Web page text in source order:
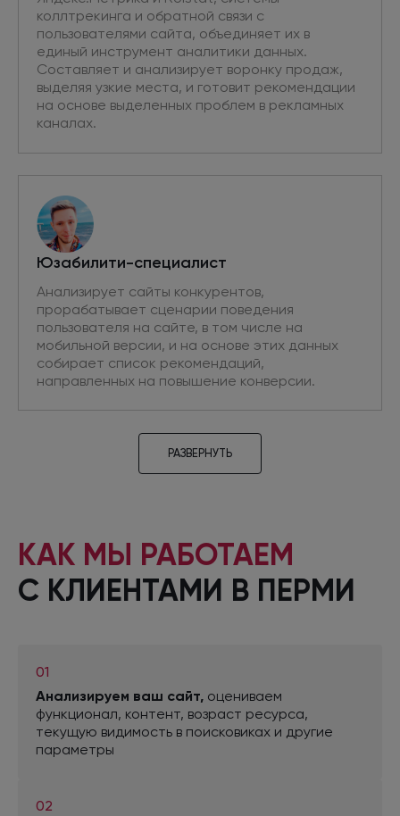
коллтрекинга и обратной связи с
пользователями сайта, объединяет их в
единый инструмент аналитики данных.
Составляет и анализирует воронку продаж,
выделяя узкие места, и готовит рекомендации
на основе выделенных проблем в рекламных
каналах.
Юзабилити-специалист
Анализирует сайты конкурентов,
прорабатывает сценарии поведения
пользователя на сайте, в том числе на
мобильной версии, и на основе этих данных
собирает список рекомендаций,
направленных на повышение конверсии.
Разрабатывает прототипы новых страниц,
необходимых для привлечения
дополнительного трафика из поиска. Проводит
аудит текущих интерфейсов на основе
Программист
РАЗВЕРНУТЬ
КАК МЫ РАБОТАЕМ
С КЛИЕНТАМИ В ПЕРМИ
01
Анализируем ваш сайт, оцениваем
функционал, контент, возраст ресурса,
текущую видимость в поисковиках и другие
параметры
02